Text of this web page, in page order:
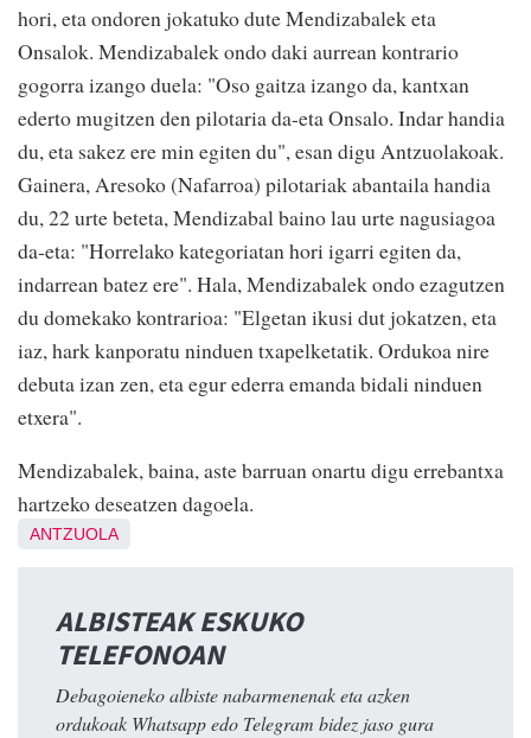
hori, eta ondoren jokatuko dute Mendizabalek eta
Onsalok. Mendizabalek ondo daki aurrean kontrario
gogorra izango duela: "Oso gaitza izango da, kantxan
ederto mugitzen den pilotaria da-eta Onsalo. Indar handia
du, eta sakez ere min egiten du", esan digu Antzuolakoak.
Gainera, Aresoko (Nafarroa) pilotariak abantaila handia
du, 22 urte beteta, Mendizabal baino lau urte nagusiagoa
da-eta: "Horrelako kategoriatan hori igarri egiten da,
indarrean batez ere". Hala, Mendizabalek ondo ezagutzen
du domekako kontrarioa: "Elgetan ikusi dut jokatzen, eta
iaz, hark kanporatu ninduen txapelketatik. Ordukoa nire
debuta izan zen, eta egur ederra emanda bidali ninduen
etxera".
Mendizabalek, baina, aste barruan onartu digu errebantxa
hartzeko deseatzen dagoela.
ANTZUOLA
ALBISTEAK ESKUKO
TELEFONOAN
Debagoieneko albiste nabarmenenak eta azken
ordukoak Whatsapp edo Telegram bidez jaso gura